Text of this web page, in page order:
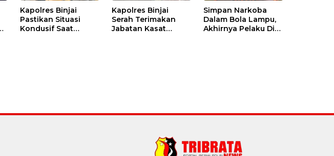
Kapolres Binjai
Pastikan Situasi
Kondusif Saat
Kapolres Binjai
Serah Terimakan
Jabatan Kasat
Simpan Narkoba
Dalam Bola Lampu,
Akhirnya Pelaku Di